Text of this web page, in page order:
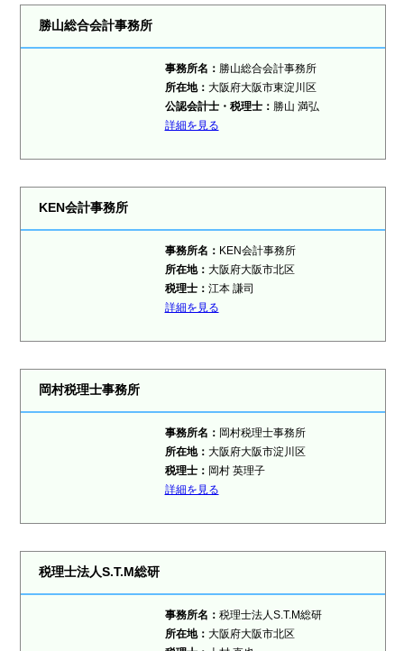
勝山総合会計事務所
事務所名： 勝山総合会計事務所
所在地： 大阪府大阪市東淀川区
公認会計士・税理士： 勝山 満弘
詳細を見る
KEN会計事務所
事務所名： KEN会計事務所
所在地： 大阪府大阪市北区
税理士： 江本 謙司
詳細を見る
岡村税理士事務所
事務所名： 岡村税理士事務所
所在地： 大阪府大阪市淀川区
税理士： 岡村 英理子
詳細を見る
税理士法人S.T.M総研
事務所名： 税理士法人S.T.M総研
所在地： 大阪府大阪市北区